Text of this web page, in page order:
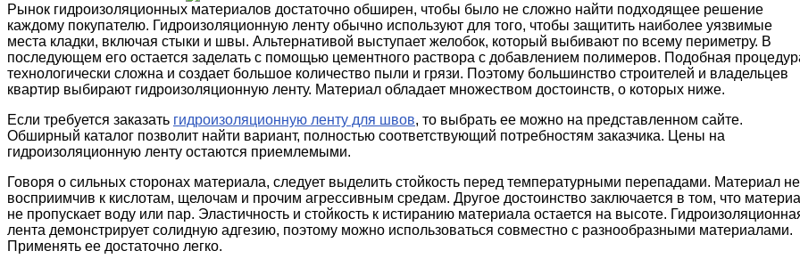
Рынок гидроизоляционных материалов достаточно обширен, чтобы было не сложно найти подходящее решение
каждому покупателю. Гидроизоляционную ленту обычно используют для того, чтобы защитить наиболее уязвимые
места кладки, включая стыки и швы. Альтернативой выступает желобок, который выбивают по всему периметру. В
последующем его остается заделать с помощью цементного раствора с добавлением полимеров. Подобная
технологически сложна и создает большое количество пыли и грязи. Поэтому большинство строителей и владельцев
квартир выбирают гидроизоляционную ленту. Материал обладает множеством достоинств, о которых ниже.
Если требуется заказать гидроизоляционную ленту для швов, то выбрать ее можно на представленном сайте.
Обширный каталог позволит найти вариант, полностью соответствующий потребностям заказчика. Цены на
гидроизоляционную ленту остаются приемлемыми.
Говоря о сильных сторонах материала, следует выделить стойкость перед температурными перепадами. Материал не
восприимчив к кислотам, щелочам и прочим агрессивным средам. Другое достоинство заключается в том, что
не пропускает воду или пар. Эластичность и стойкость к истиранию материала остается на высоте.
лента демонстрирует солидную адгезию, поэтому можно использоваться совместно с разнообразными материалами.
Применять ее достаточно легко.